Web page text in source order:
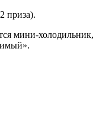
приза).
мини-холодильник,